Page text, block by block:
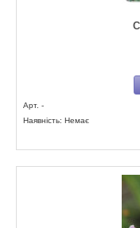
Арт. -
Наявність: Немає